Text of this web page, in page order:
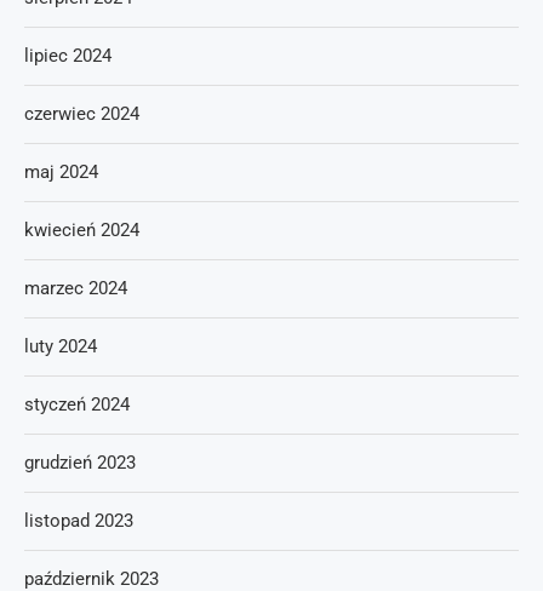
lipiec 2024
czerwiec 2024
maj 2024
kwiecień 2024
marzec 2024
luty 2024
styczeń 2024
grudzień 2023
listopad 2023
październik 2023